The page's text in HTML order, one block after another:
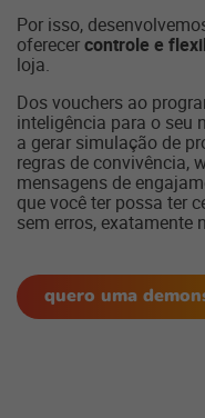
Por isso,
oferecercontrole e
loja.
Dos vouchers ao
inteligência para o seu
a gerar simulação de
regras de convivência,
mensagens de
que você ter possa ter
sem erros, exatamente
quero uma